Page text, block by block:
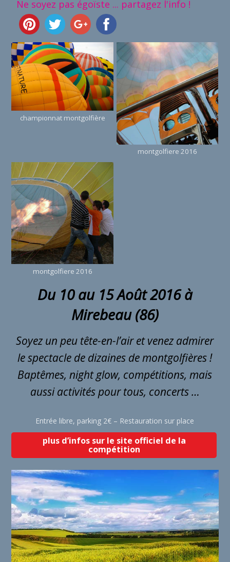
Ne soyez pas égoïste ... partagez l'info !
championnat montgolfière
montgolfiere 2016
montgolfiere 2016
Du 10 au 15 Août 2016 à
Mirebeau (86)
Soyez un peu tête-en-l’air et venez admirer
le spectacle de dizaines de montgolfières !
Baptêmes, night glow, compétitions, mais
aussi activités pour tous, concerts …
Entrée libre, parking 2€ – Restauration sur place
plus d’infos sur le site officiel de la
compétition